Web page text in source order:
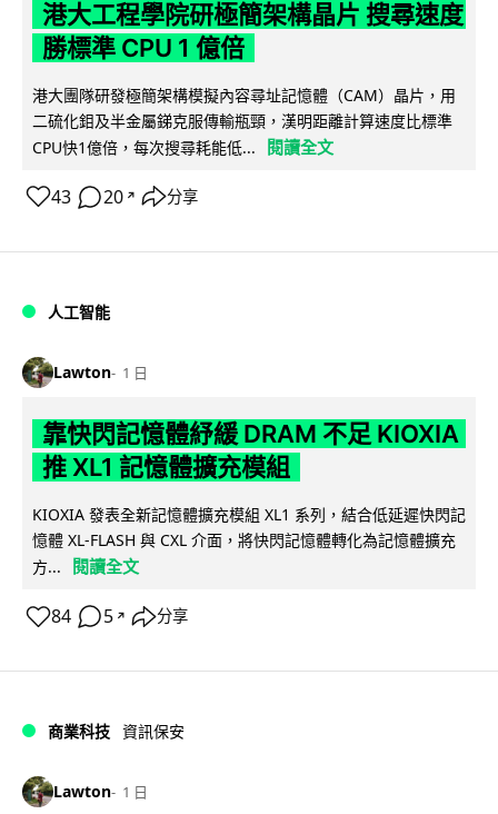
港大工程學院研極簡架構晶片 搜尋速度
勝標準 CPU 1 億倍
港大團隊研發極簡架構模擬內容尋址記憶體（CAM）晶片，用
二硫化鉬及半金屬銻克服傳輸瓶頸，漢明距離計算速度比標準
CPU快1億倍，每次搜尋耗能低...
閱讀全文
43 20 ↗ 分享
人工智能
Lawton 1 日
靠快閃記憶體紓緩 DRAM 不足 KIOXIA
推 XL1 記憶體擴充模組
KIOXIA 發表全新記憶體擴充模組 XL1 系列，結合低延遲快閃記
憶體 XL-FLASH 與 CXL 介面，將快閃記憶體轉化為記憶體擴充
方...
閱讀全文
84 5 ↗ 分享
商業科技 資訊保安
Lawton 1 日